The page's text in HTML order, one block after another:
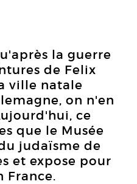
la guerre
de Felix
ville natale
on n'en
ce
que le Musée
judaïsme de
et expose pour
France.